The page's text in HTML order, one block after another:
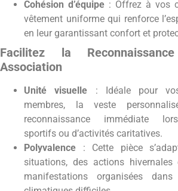
Cohésion d’équipe : Offrez à vos
vêtement uniforme qui renforce
en leur garantissant confort et
Facilitez la
Association
Unité visuelle : Idéale pour
membres, la veste
reconnaissance immédiate
sportifs ou d’activités caritatives.
Polyvalence : Cette pièce
situations, des actions hivernales
manifestations organisées